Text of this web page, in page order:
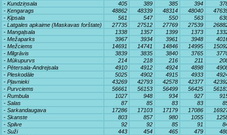
- Kundziņsala
405 389 385 394
- Ķengarags
48862 48339 48314 48040
- Ķīpsala
561 547 550 563
- Latgales apkaime (Maskavas forštate)
27735 27512 27769 27539
- Mangaļsala
1338 1357 1399 1373
- Mežaparks
3967 3934 3961 3948
- Mežciems
14691 14741 14846 14995
- Mīlgrāvis
3839 3835 3840 3765
- Mūkupurvs
214 218 216 211
- Pētersala-Andrejsala
4910 4912 4924 4898
- Pleskodāle
5025 4902 4915 4933
- Pļavnieki
43269 42793 42578 42377
- Purvciems
56661 56153 56499 56425
- Rumbula
1027 948 934 927
- Salas
87 85 83 83
- Sarkandaugava
17286 17103 17179 17086
- Skanste
803 857 980 1055
- Spilve
92 92 85 91
- Suži
443 454 465 479